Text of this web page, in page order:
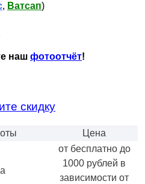
, Ватсап)
наш фотоотчёт!
скидку
Цена
от бесплатно до
1000 рублей в
зависимости от